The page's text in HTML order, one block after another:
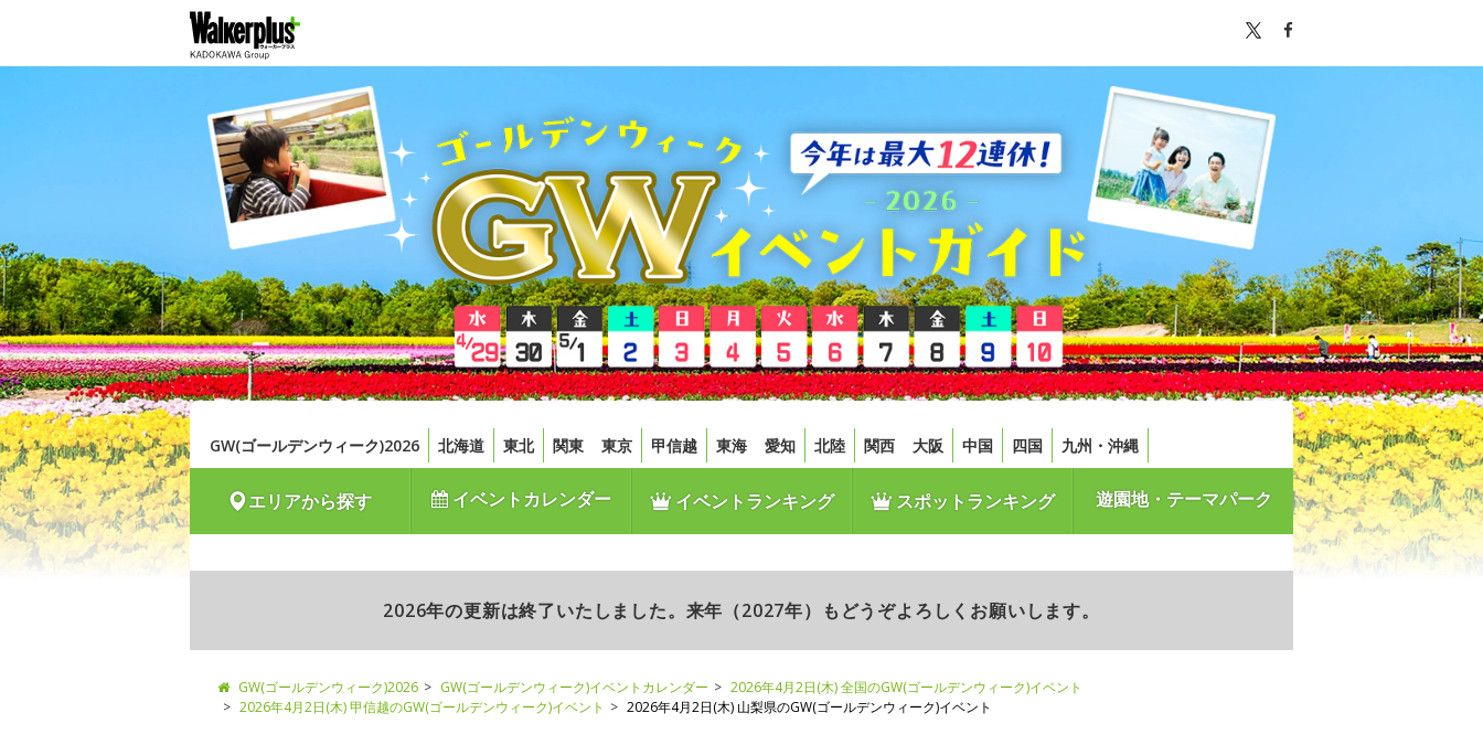
GW(ゴールデンウィーク)2026 北海道 東北 関東 東京 甲信越 東海 愛知 北陸 関西 大阪 中国 四国 九州・沖縄
エリアから探す イベントカレンダー イベントランキング スポットランキング 遊園地・テーマパーク
2026年の更新は終了いたしました。来年（2027年）もどうぞよろしくお願いします。
GW(ゴールデンウィーク)2026 GW(ゴールデンウィーク)イベントカレンダー
2026年4月2日(木) 全国のGW(ゴールデンウィーク)イベント
2026年4月2日(木) 甲信越のGW(ゴールデンウィーク)イベント
2026年4月2日(木) 山梨県のGW(ゴールデンウィーク)イベント